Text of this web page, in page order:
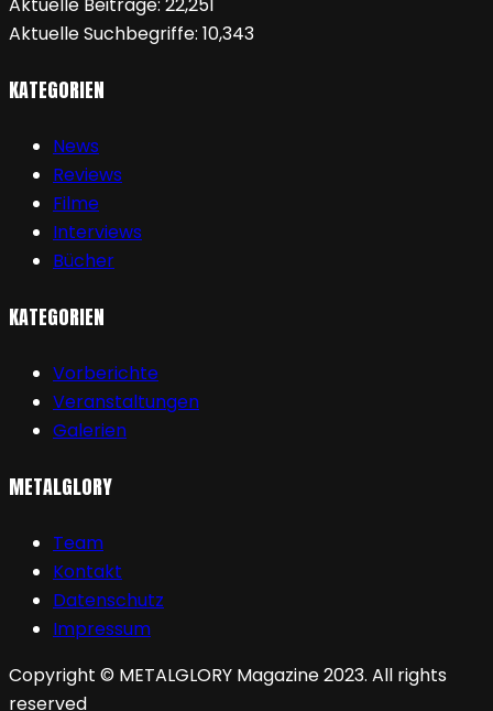
Aktuelle Beiträge: 22,251
Aktuelle Suchbegriffe: 10,343
KATEGORIEN
News
Reviews
Filme
Interviews
Bücher
KATEGORIEN
Vorberichte
Veranstaltungen
Galerien
METALGLORY
Team
Kontakt
Datenschutz
Impressum
Copyright © METALGLORY Magazine 2023. All rights
reserved